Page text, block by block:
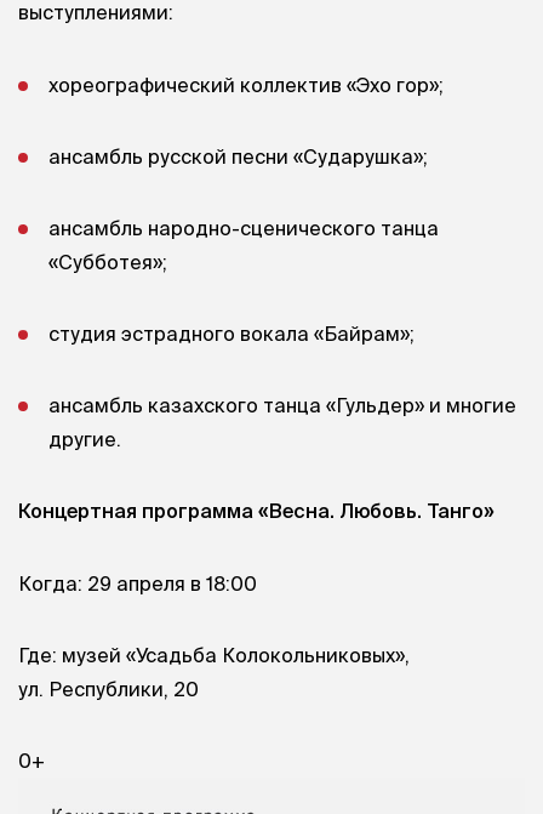
выступлениями:
хореографический коллектив «Эхо гор»;
ансамбль русской песни «Сударушка»;
ансамбль народно-сценического танца
«Субботея»;
студия эстрадного вокала «Байрам»;
ансамбль казахского танца «Гульдер» и многие
другие.
Концертная программа «Весна. Любовь. Танго»
Когда: 29 апреля в 18:00
Где: музей «Усадьба Колокольниковых»,
ул. Республики, 20
0+